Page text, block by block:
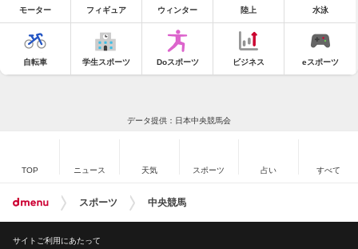
モーター フィギュア ウィンター 陸上 水泳
自転車 学生スポーツ Doスポーツ ビジネス eスポーツ
データ提供：日本中央競馬会
TOP ニュース 天気 スポーツ 占い すべて
スポーツ 中央競馬
サイトご利用にあたって